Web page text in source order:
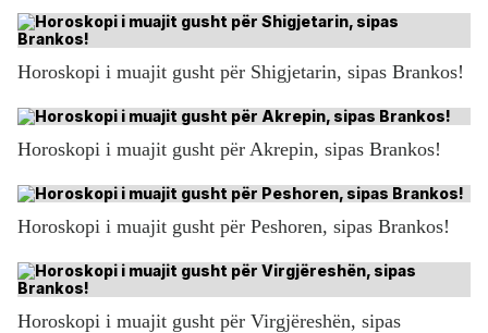
Horoskopi i muajit gusht për Shigjetarin, sipas Brankos!
Horoskopi i muajit gusht për Akrepin, sipas Brankos!
Horoskopi i muajit gusht për Peshoren, sipas Brankos!
Horoskopi i muajit gusht për Virgjëreshën, sipas